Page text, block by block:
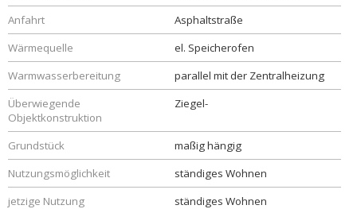
Anfahrt
Asphaltstraße
Wärmequelle
el. Speicherofen
Warmwasserbereitung
parallel mit der Zentralheizung
Überwiegende
Objektkonstruktion
Ziegel-
Grundstück
maßig hängig
Nutzungsmöglichkeit
ständiges Wohnen
jetzige Nutzung
ständiges Wohnen